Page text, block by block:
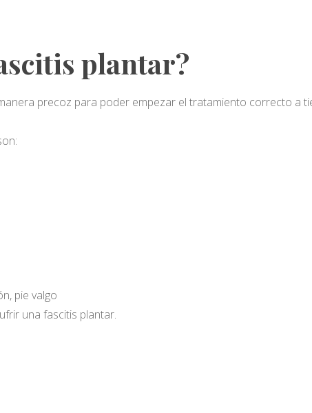
plantar?
precoz para poder empezar el tratamiento correcto a
pie valgo
una fascitis plantar.